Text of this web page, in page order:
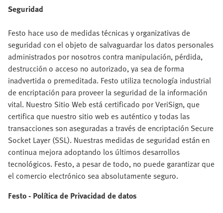
Seguridad
Festo hace uso de medidas técnicas y organizativas de
seguridad con el objeto de salvaguardar los datos personales
administrados por nosotros contra manipulación, pérdida,
destrucción o acceso no autorizado, ya sea de forma
inadvertida o premeditada. Festo utiliza tecnología industrial
de encriptación para proveer la seguridad de la información
vital. Nuestro Sitio Web está certificado por VeriSign, que
certifica que nuestro sitio web es auténtico y todas las
transacciones son aseguradas a través de encriptación Secure
Socket Layer (SSL). Nuestras medidas de seguridad están en
continua mejora adoptando los últimos desarrollos
tecnológicos. Festo, a pesar de todo, no puede garantizar que
el comercio electrónico sea absolutamente seguro.
Festo - Política de Privacidad de datos